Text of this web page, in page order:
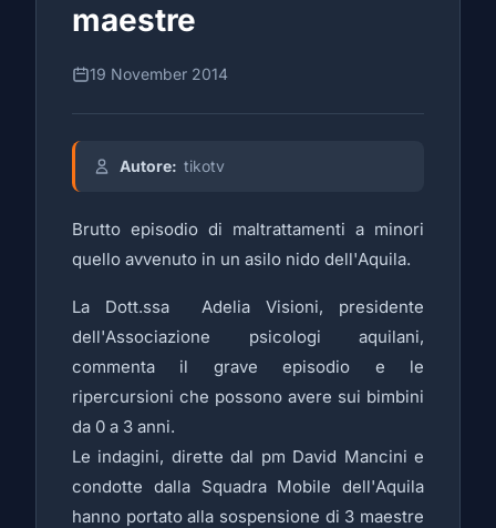
maestre
19 November 2014
Autore: tikotv
Brutto episodio di maltrattamenti a minori
quello avvenuto in un asilo nido dell'Aquila.
La Dott.ssa Adelia Visioni, presidente
dell'Associazione psicologi aquilani,
commenta il grave episodio e le
ripercursioni che possono avere sui bimbini
da 0 a 3 anni.
Le indagini, dirette dal pm David Mancini e
condotte dalla Squadra Mobile dell'Aquila
hanno portato alla sospensione di 3 maestre